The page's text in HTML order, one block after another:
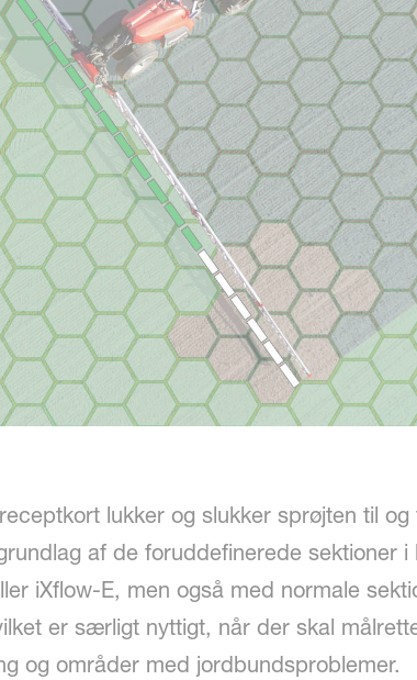
lukker og slukker sprøjten til
af de foruddefinerede sektioner i
iXflow-E, men også med normale
er særligt nyttigt, når der skal
og områder med jordbundsproblemer.